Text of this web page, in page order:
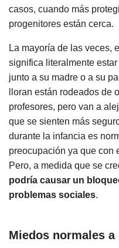
casos, cuando más
progenitores están cerca.
La mayoría de las veces,
significa literalmente
junto a su madre o a su
lloran están rodeados de
profesores, pero van a
que se sienten más
durante la infancia es
preocupación ya que con
Pero, a medida que se
podría causar un
problemas sociales.
Miedos normales a